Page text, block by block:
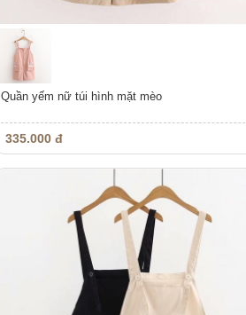
Quần yếm nữ túi hình mặt mèo
335.000 đ